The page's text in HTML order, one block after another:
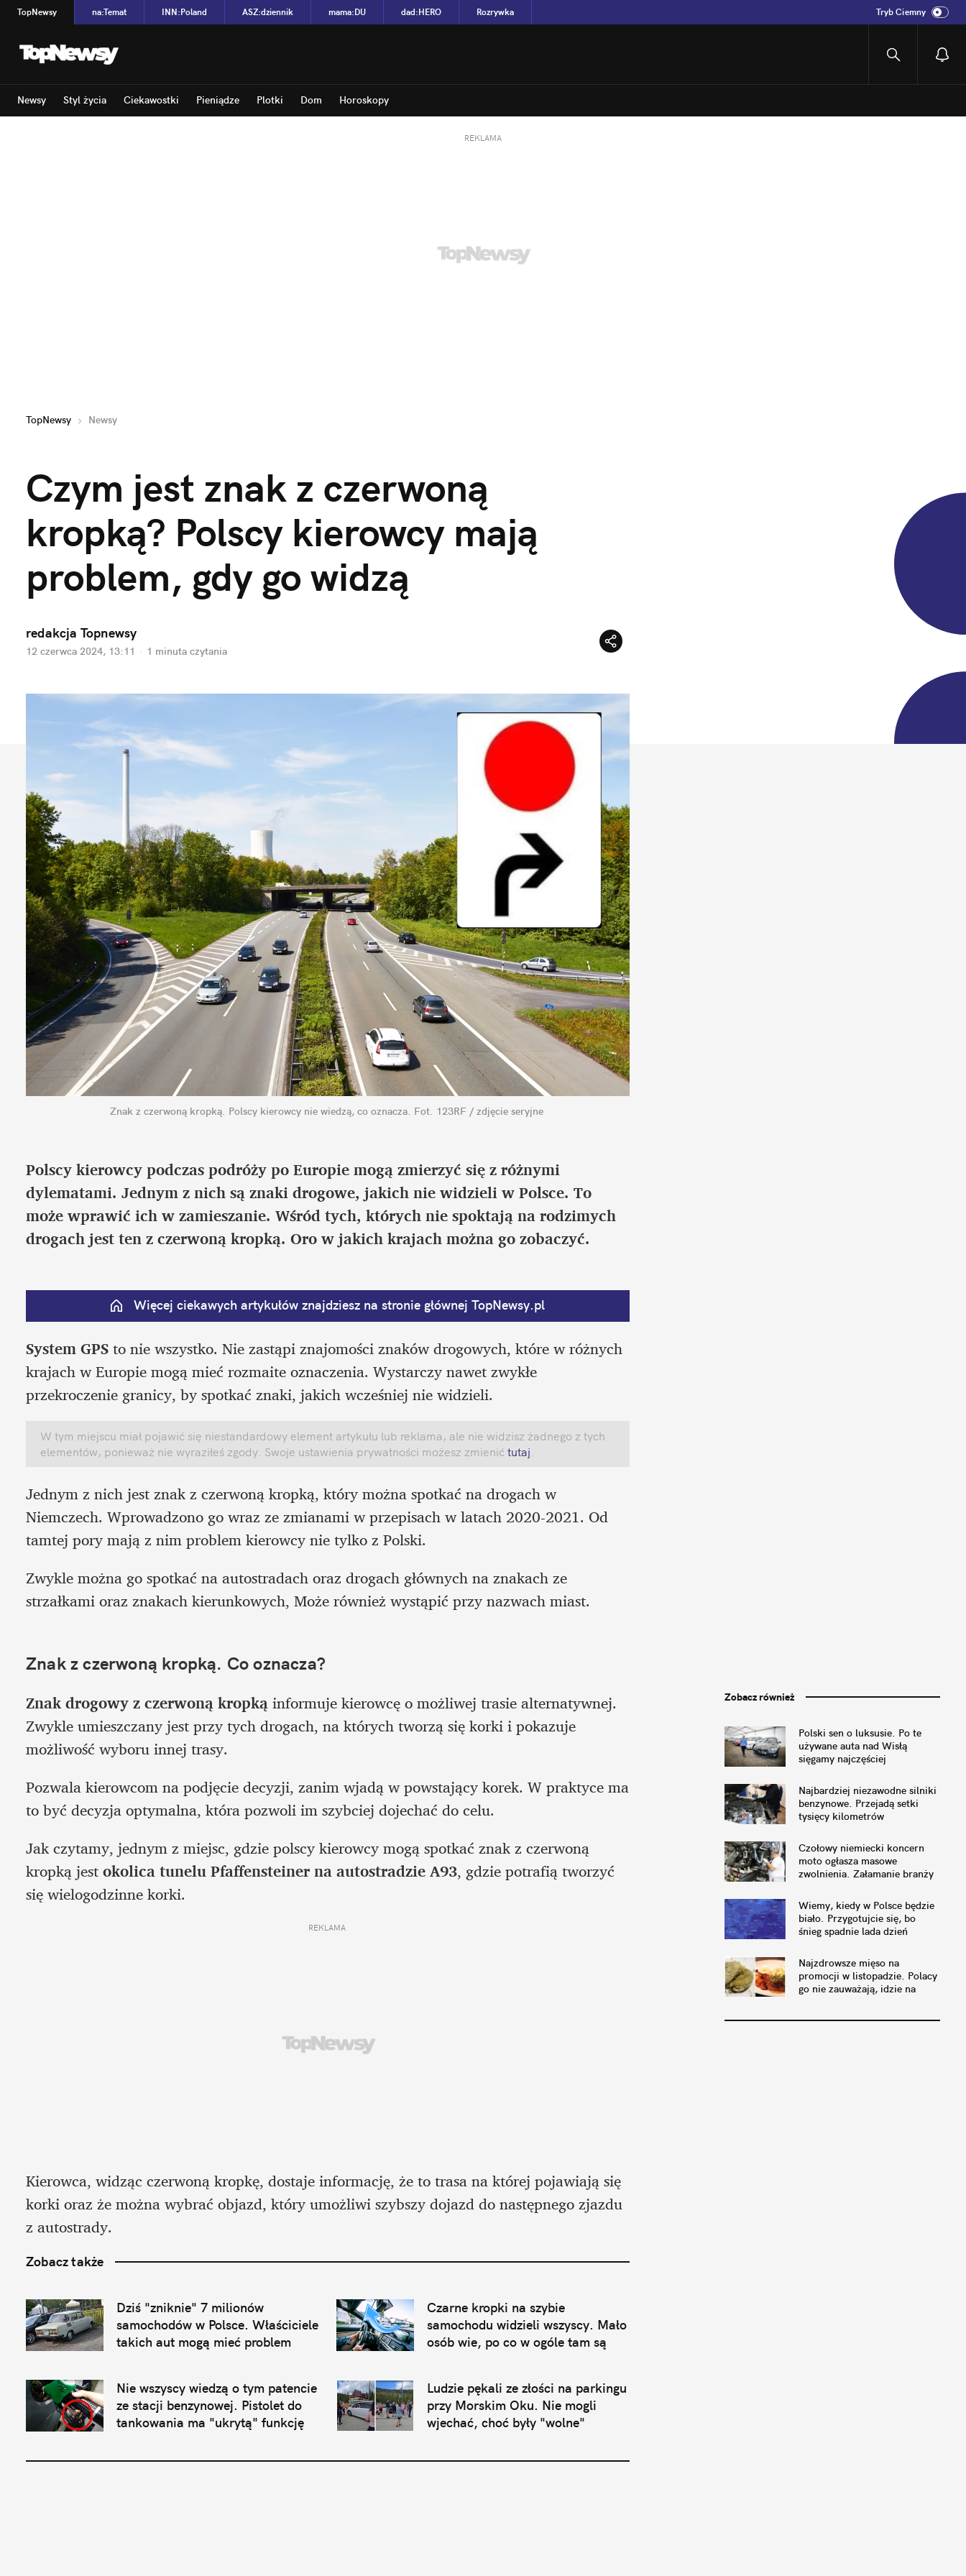
TopNewsy na:Temat INN:Poland ASZ:dziennik mama:DU dad:HERO Rozrywka Tryb Ciemny
Newsy Styl życia Ciekawostki Pieniądze Plotki Dom Horoskopy
REKLAMA
TopNewsy Newsy
Czym jest znak z czerwoną
kropką? Polscy kierowcy mają
problem, gdy go widzą
redakcja Topnewsy
12 czerwca 2024, 13:11 · 1 minuta czytania
Znak z czerwoną kropką. Polscy kierowcy nie wiedzą, co oznacza. Fot. 123RF / zdjęcie seryjne
Polscy kierowcy podczas podróży po Europie mogą zmierzyć się z różnymi
dylematami. Jednym z nich są znaki drogowe, jakich nie widzieli w Polsce. To
może wprawić ich w zamieszanie. Wśród tych, których nie spoktają na rodzimych
drogach jest ten z czerwoną kropką. Oro w jakich krajach można go zobaczyć.
Więcej ciekawych artykułów znajdziesz na stronie głównej TopNewsy.pl
System GPS to nie wszystko. Nie zastąpi znajomości znaków drogowych, które w różnych
krajach w Europie mogą mieć rozmaite oznaczenia. Wystarczy nawet zwykłe
przekroczenie granicy, by spotkać znaki, jakich wcześniej nie widzieli.
W tym miejscu miał pojawić się niestandardowy element artykułu lub reklama, ale nie widzisz żadnego z tych
elementów, ponieważ nie wyraziłeś zgody. Swoje ustawienia prywatności możesz zmienić tutaj.
Jednym z nich jest znak z czerwoną kropką, który można spotkać na drogach w
Niemczech. Wprowadzono go wraz ze zmianami w przepisach w latach 2020-2021. Od
tamtej pory mają z nim problem kierowcy nie tylko z Polski.
Zwykle można go spotkać na autostradach oraz drogach głównych na znakach ze
strzałkami oraz znakach kierunkowych, Może również wystąpić przy nazwach miast.
Znak z czerwoną kropką. Co oznacza?
Znak drogowy z czerwoną kropką informuje kierowcę o możliwej trasie alternatywnej.
Zwykle umieszczany jest przy tych drogach, na których tworzą się korki i pokazuje
możliwość wyboru innej trasy.
Pozwala kierowcom na podjęcie decyzji, zanim wjadą w powstający korek. W praktyce ma
to być decyzja optymalna, która pozwoli im szybciej dojechać do celu.
Jak czytamy, jednym z miejsc, gdzie polscy kierowcy mogą spotkać znak z czerwoną
kropką jest okolica tunelu Pfaffensteiner na autostradzie A93, gdzie potrafią tworzyć
się wielogodzinne korki.
REKLAMA
Kierowca, widząc czerwoną kropkę, dostaje informację, że to trasa na której pojawiają się
korki oraz że można wybrać objazd, który umożliwi szybszy dojazd do następnego zjazdu
z autostrady.
Zobacz także
Dziś "zniknie" 7 milionów
samochodów w Polsce. Właściciele
takich aut mogą mieć problem
Czarne kropki na szybie
samochodu widzieli wszyscy. Mało
osób wie, po co w ogóle tam są
Nie wszyscy wiedzą o tym patencie
ze stacji benzynowej. Pistolet do
tankowania ma "ukrytą" funkcję
Ludzie pękali ze złości na parkingu
przy Morskim Oku. Nie mogli
wjechać, choć były "wolne"
Zobacz również
Polski sen o luksusie. Po te
używane auta nad Wisłą
sięgamy najczęściej
Najbardziej niezawodne silniki
benzynowe. Przejadą setki
tysięcy kilometrów
Czołowy niemiecki koncern
moto ogłasza masowe
zwolnienia. Załamanie branży
Wiemy, kiedy w Polsce będzie
biało. Przygotujcie się, bo
śnieg spadnie lada dzień
Najzdrowsze mięso na
promocji w listopadzie. Polacy
go nie zauważają, idzie na